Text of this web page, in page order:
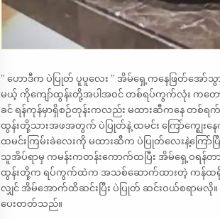
” ဟောဒီက ပဲပြုတ် ပူပူလေး ” အိမ်ရှေ့ကနေဖြတ်အေ
မယ့် ကိုကျော်ထွန်းတို့အပါအဝင် တစ်ရပ်ကွက်လုံး ကတော့ သူ
ခင် ရန်ကုန်မှာရှိစဉ်တုန်းကလည်း မထားဆီကနေ တစ်ရက်
ထွန်းတို့သားအဖအတွက် ပဲပြုတ်နဲ့ ထမင်း ကြော်က္ဈေး
ထမင်းကြမ်းခဲလေးကို မထားဆီက ပဲပြုတ်လေးနဲ့ကြ
သူအိပ်ရာမှ ကမန်းကတန်းကောက်ထပြီး အိမ်ရှေ့ဝရန်
ထွန်းတို့က ရပ်ကွက်ထဲက အသစ်ဆောက်ထားတဲ့ ကန်ထရိုက်
လျှင် အိမ်အောက်ထိဆင်းပြီး ပဲပြုတ် ဆင်းဝယ်စရာမ
ပေးတတ်သည်။